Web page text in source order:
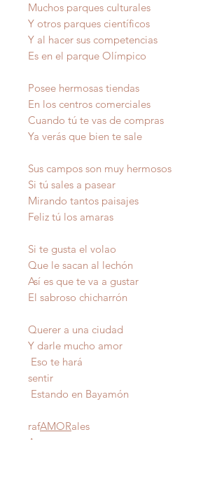
Muchos parques culturales
Y otros parques científicos
Y al hacer sus competencias
Es en el parque Olímpico
Posee hermosas tiendas
En los centros comerciales
Cuando tú te vas de compras
Ya verás que bien te sale
Sus campos son muy hermosos
Si tú sales a pasear
Mirando tantos paisajes
Feliz tú los amaras
Si te gusta el volao
Que le sacan al lechón
Así es que te va a gustar
El sabroso chicharrón
Querer a una ciudad
Y darle mucho amor
Eso te hará
sentir
Estando en Bayamón
rafAMORales
Autor